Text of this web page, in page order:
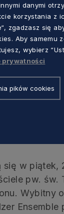
do
jak
W
w szerokim
się w
pw. św.
Wybitny
danymi
korzystania z
zgadzasz się
Aby samemu
wybierz
prywatności
pików cookies